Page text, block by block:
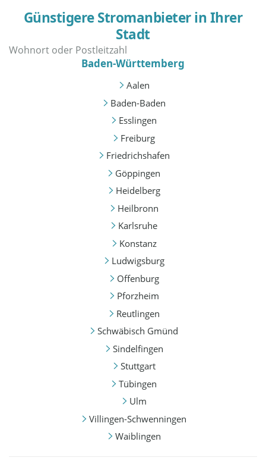
Günstigere Stromanbieter in Ihrer
Stadt
Baden-Württemberg
Aalen
Baden-Baden
Esslingen
Freiburg
Friedrichshafen
Göppingen
Heidelberg
Heilbronn
Karlsruhe
Konstanz
Ludwigsburg
Offenburg
Pforzheim
Reutlingen
Schwäbisch Gmünd
Sindelfingen
Stuttgart
Tübingen
Ulm
Villingen-Schwenningen
Waiblingen